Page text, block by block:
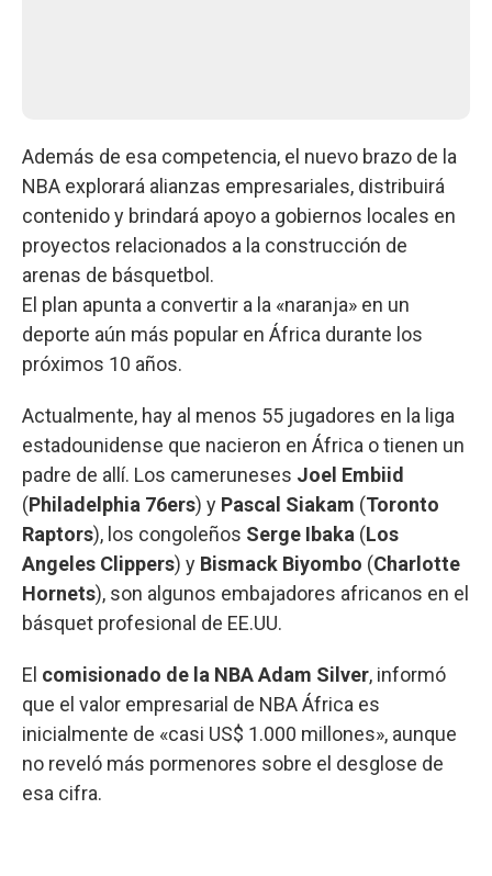
Además de esa competencia, el nuevo brazo de la
NBA explorará alianzas empresariales, distribuirá
contenido y brindará apoyo a gobiernos locales en
proyectos relacionados a la construcción de
arenas de básquetbol.
El plan apunta a convertir a la «naranja» en un
deporte aún más popular en África durante los
próximos 10 años.
Actualmente, hay al menos 55 jugadores en la liga
estadounidense que nacieron en África o tienen un
padre de allí. Los cameruneses Joel Embiid
(Philadelphia 76ers) y Pascal Siakam (Toronto
Raptors), los congoleños Serge Ibaka (Los
Angeles Clippers) y Bismack Biyombo (Charlotte
Hornets), son algunos embajadores africanos en el
básquet profesional de EE.UU.
El comisionado de la NBAAdam Silver, informó
que el valor empresarial de NBA África es
inicialmente de «casi US$ 1.000 millones», aunque
no reveló más pormenores sobre el desglose de
esa cifra.